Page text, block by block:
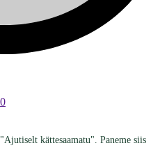
kättesaamatu". Paneme siis